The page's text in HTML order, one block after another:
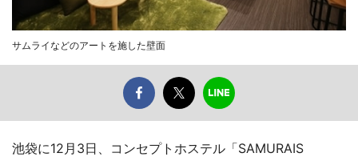
サムライなどのアートを施した壁面
池袋に12月3日、コンセプトホステル「SAMURAIS